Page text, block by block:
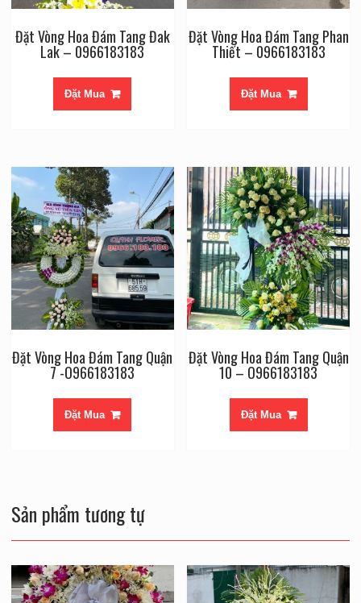
Đặt Vòng Hoa Đám Tang Đak
Lak – 0966183183
Đặt Mua
Đặt Vòng Hoa Đám Tang Phan
Thiết – 0966183183
Đặt Mua
Đặt Vòng Hoa Đám Tang Quận
7 -O966183183
Đặt Mua
Đặt Vòng Hoa Đám Tang Quận
10 – O966183183
Đặt Mua
Sản phẩm tương tự